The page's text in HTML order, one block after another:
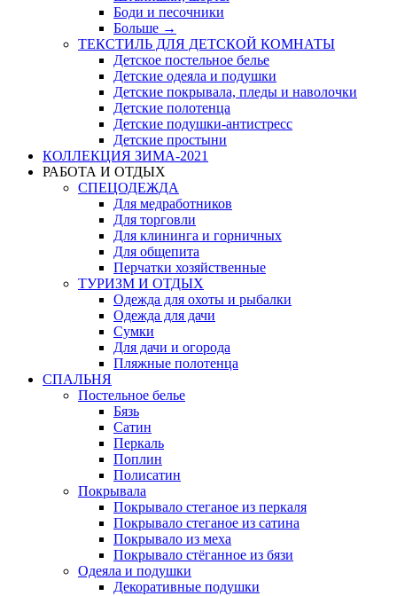
Боди и песочники
Больше →
ТЕКСТИЛЬ ДЛЯ ДЕТСКОЙ КОМНАТЫ
Детское постельное белье
Детские одеяла и подушки
Детские покрывала, пледы и наволочки
Детские полотенца
Детские подушки-антистресс
Детские простыни
КОЛЛЕКЦИЯ ЗИМА-2021
РАБОТА И ОТДЫХ
СПЕЦОДЕЖДА
Для медработников
Для торговли
Для клининга и горничных
Для общепита
Перчатки хозяйственные
ТУРИЗМ И ОТДЫХ
Одежда для охоты и рыбалки
Одежда для дачи
Сумки
Для дачи и огорода
Пляжные полотенца
СПАЛЬНЯ
Постельное белье
Бязь
Сатин
Перкаль
Поплин
Полисатин
Покрывала
Покрывало стеганое из перкаля
Покрывало стеганое из сатина
Покрывало из меха
Покрывало стёганное из бязи
Одеяла и подушки
Декоративные подушки